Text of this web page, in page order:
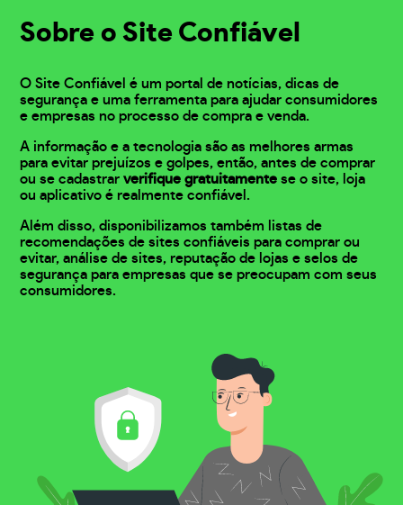
Sobre o Site Confiável
O Site Confiável é um portal de notícias, dicas de
segurança e uma ferramenta para ajudar consumidores
e empresas no processo de compra e venda.
A informação e a tecnologia são as melhores armas
para evitar prejuízos e golpes, então, antes de comprar
ou se cadastrarverifique gratuitamente se o site, loja
ou aplicativo é realmente confiável.
Além disso, disponibilizamos também listas de
recomendações de sites confiáveis para comprar ou
evitar, análise de sites, reputação de lojas e selos de
segurança para empresas que se preocupam com seus
consumidores.